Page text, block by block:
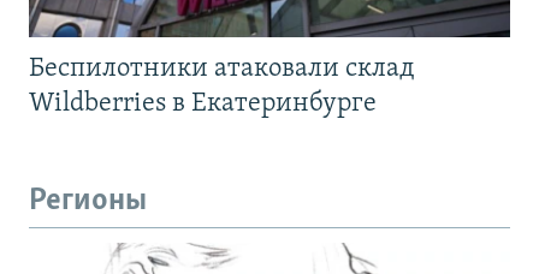
Беспилотники атаковали склад
Wildberries в Екатеринбурге
Регионы